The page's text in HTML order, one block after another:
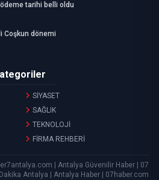
tarihi belli oldu
Coşkun dönemi
SİYASET
SAĞLIK
TEKNOLOJİ
FİRMA REHBERİ
| Antalya Güvenilir Haber | 07
Antalya | Antalya Haber | 07haber.com